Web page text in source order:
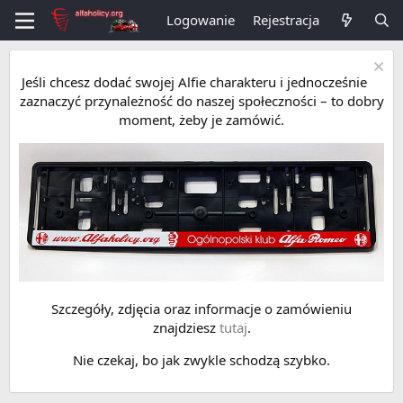
Logowanie Rejestracja
Jeśli chcesz dodać swojej Alfie charakteru i jednocześnie
zaznaczyć przynależność do naszej społeczności – to dobry
moment, żeby je zamówić.
Szczegóły, zdjęcia oraz informacje o zamówieniu
znajdziesz tutaj.
Nie czekaj, bo jak zwykle schodzą szybko.